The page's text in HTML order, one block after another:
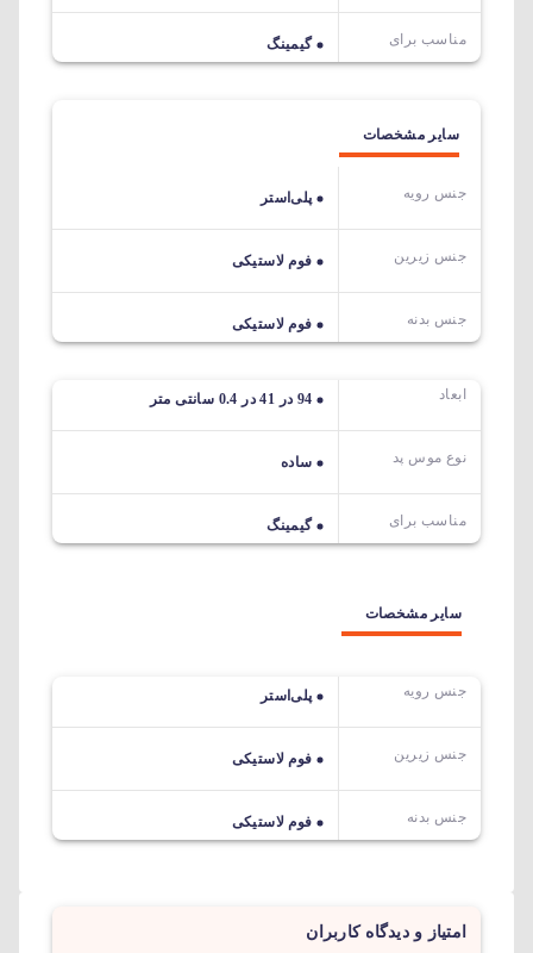
مناسب برای گیمینگ
سایر مشخصات
جنس رویه پلی‌استر
جنس زیرین فوم لاستیکی
جنس بدنه فوم لاستیکی
ابعاد 94 در 41 در 0.4 سانتی متر
نوع موس پد ساده
مناسب برای گیمینگ
سایر مشخصات
جنس رویه پلی‌استر
جنس زیرین فوم لاستیکی
جنس بدنه فوم لاستیکی
امتیاز و دیدگاه کاربران